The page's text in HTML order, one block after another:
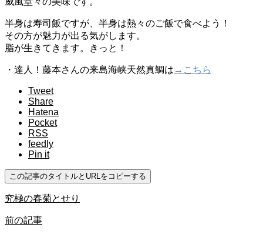
半身は寿司飯ですが、半身は熱々のご飯で食べよう！
その方が魅力が出る気がします。
脂が生きてきます。きっと！
・達人！藤本さんの来島海峡天然真鯛は →こちら
Tweet
Share
Hatena
Pocket
RSS
feedly
Pin it
この記事のタイトルとURLをコピーする
究極の春菊とせり
前の記事